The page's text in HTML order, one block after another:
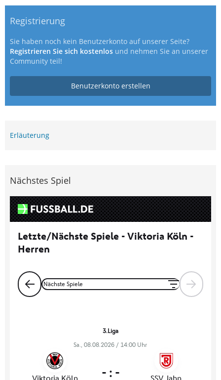
Registrierung
Sie haben noch kein Benutzerkonto auf unserer Seite?
Registrieren Sie sich kostenlos und nehmen Sie an unserer
Community teil!
Benutzerkonto erstellen
Erläuterung
Nächstes Spiel